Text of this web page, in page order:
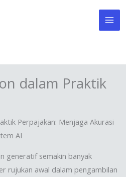
dalam Praktik
Perpajakan: Menjaga Akurasi
AI
generatif semakin banyak
rujukan awal dalam pengambilan